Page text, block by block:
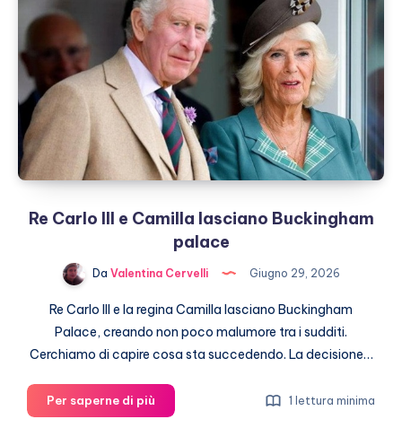
cosa
sappiamo
Re Carlo III e Camilla lasciano Buckingham
palace
Da Valentina Cervelli Giugno 29, 2026
Re Carlo III e la regina Camilla lasciano Buckingham
Palace, creando non poco malumore tra i sudditi.
Cerchiamo di capire cosa sta succedendo. La decisione…
Per saperne di più
Carlo
1 lettura minima